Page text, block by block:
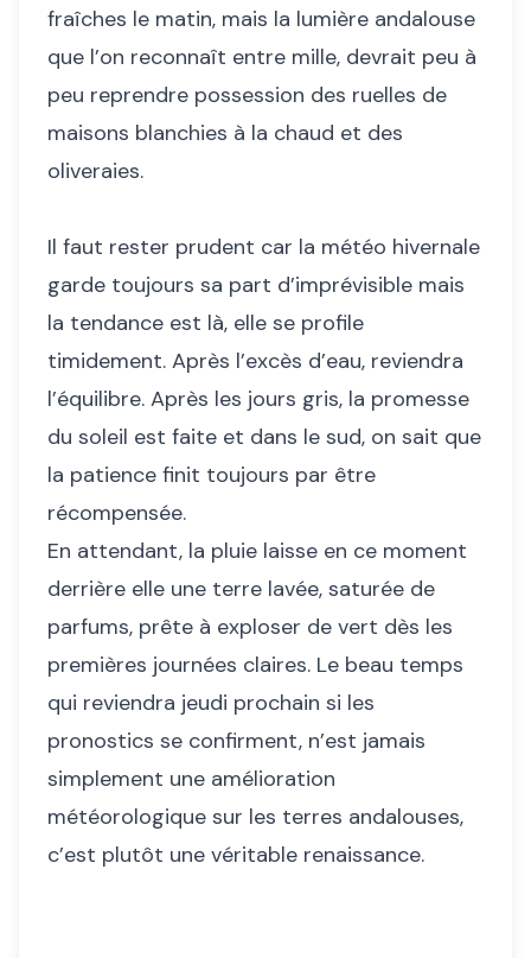
fraîches le matin, mais la lumière andalouse
que l’on reconnaît entre mille, devrait peu à
peu reprendre possession des ruelles de
maisons blanchies à la chaud et des
oliveraies.
Il faut rester prudent car la météo hivernale
garde toujours sa part d’imprévisible mais
la tendance est là, elle se profile
timidement. Après l’excès d’eau, reviendra
l’équilibre. Après les jours gris, la promesse
du soleil est faite et dans le sud, on sait que
la patience finit toujours par être
récompensée.
En attendant, la pluie laisse en ce moment
derrière elle une terre lavée, saturée de
parfums, prête à exploser de vert dès les
premières journées claires. Le beau temps
qui reviendra jeudi prochain si les
pronostics se confirment, n’est jamais
simplement une amélioration
météorologique sur les terres andalouses,
c’est plutôt une véritable renaissance.